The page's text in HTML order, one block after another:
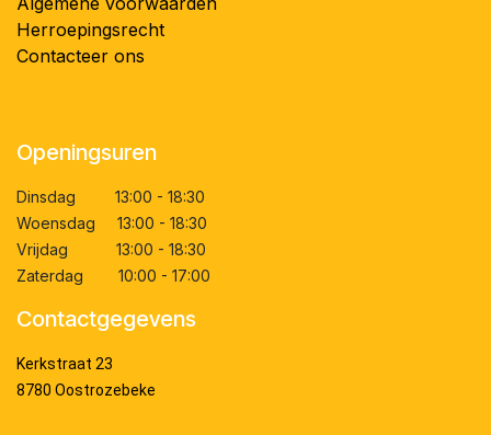
Herroepingsrecht
Contacteer ons
Openingsuren
Dinsdag 13:00 - 18:30
Woensdag 13:00 - 18:30
Vrijdag 13:00 - 18:30
Zaterdag 10:00 - 17:00
Contactgegevens
Kerkstraat 23
8780 Oostrozebeke